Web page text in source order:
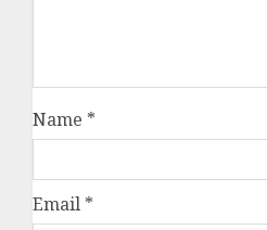
Name *
Email *